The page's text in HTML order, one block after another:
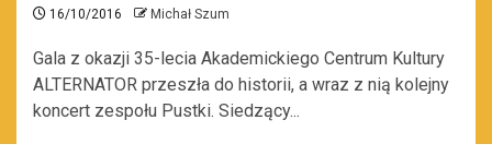
16/10/2016 Michał Szum
Gala z okazji 35-lecia Akademickiego Centrum Kultury
ALTERNATOR przeszła do historii, a wraz z nią kolejny
koncert zespołu Pustki. Siedzący...